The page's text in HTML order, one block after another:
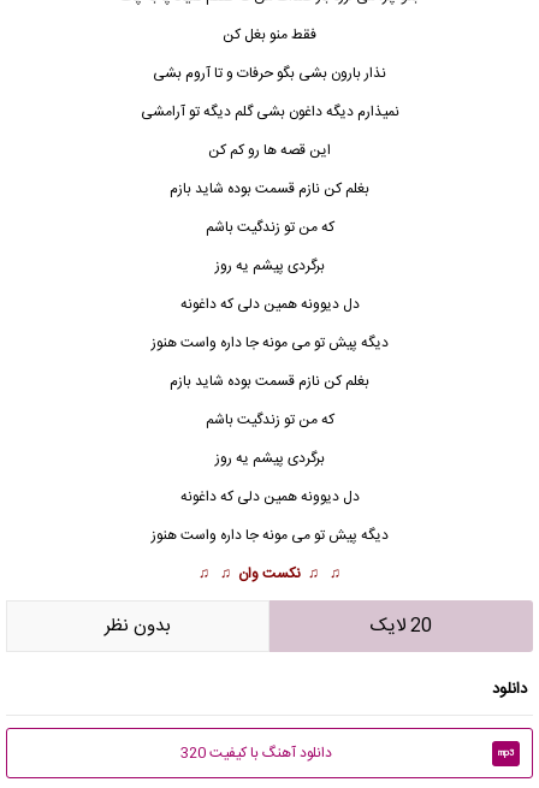
فقط منو بغل کن
نذار بارون بشی بگو حرفات و تا آروم بشی
نمیذارم دیگه داغون بشی گلم دیگه تو آرامشی
این قصه ها رو کم کن
بغلم کن نازم قسمت بوده شاید بازم
که من تو زندگیت باشم
برگردی پیشم یه روز
دل دیوونه همین دلی که داغونه
دیگه پیش تو می مونه جا داره واست هنوز
بغلم کن نازم قسمت بوده شاید بازم
که من تو زندگیت باشم
برگردی پیشم یه روز
دل دیوونه همین دلی که داغونه
دیگه پیش تو می مونه جا داره واست هنوز
♫ ♫ نکست وان ♫ ♫
20 لایک بدون نظر
دانلود
mp3 دانلود آهنگ با کیفیت 320